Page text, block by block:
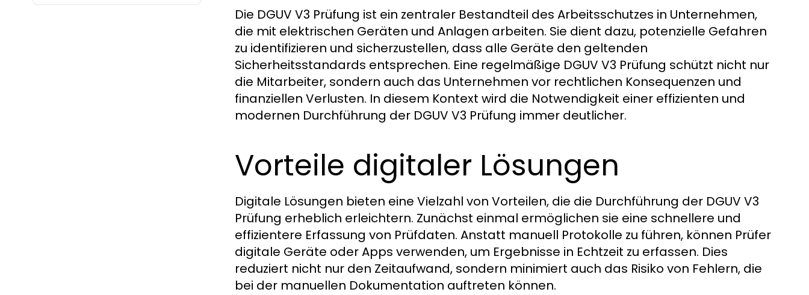
Die DGUV V3 Prüfung ist ein zentraler Bestandteil des Arbeitsschutzes in Unternehmen,
die mit elektrischen Geräten und Anlagen arbeiten. Sie dient dazu, potenzielle Gefahren
zu identifizieren und sicherzustellen, dass alle Geräte den geltenden
Sicherheitsstandards entsprechen. Eine regelmäßige DGUV V3 Prüfung schützt nicht nur
die Mitarbeiter, sondern auch das Unternehmen vor rechtlichen Konsequenzen und
finanziellen Verlusten. In diesem Kontext wird die Notwendigkeit einer effizienten und
modernen Durchführung der DGUV V3 Prüfung immer deutlicher.
Vorteile digitaler Lösungen
Digitale Lösungen bieten eine Vielzahl von Vorteilen, die die Durchführung der DGUV V3
Prüfung erheblich erleichtern. Zunächst einmal ermöglichen sie eine schnellere und
effizientere Erfassung von Prüfdaten. Anstatt manuell Protokolle zu führen, können Prüfer
digitale Geräte oder Apps verwenden, um Ergebnisse in Echtzeit zu erfassen. Dies
reduziert nicht nur den Zeitaufwand, sondern minimiert auch das Risiko von Fehlern, die
bei der manuellen Dokumentation auftreten können.